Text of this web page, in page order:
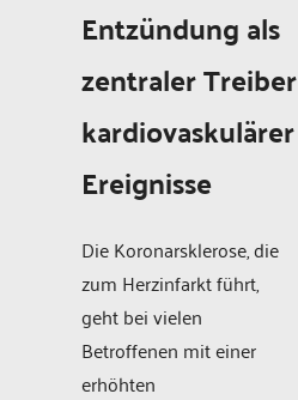
Entzündung als
zentraler Treiber
kardiovaskulärer
Ereignisse
Die Koronarsklerose, die
zum Herzinfarkt führt,
geht bei vielen
Betroffenen mit einer
erhöhten